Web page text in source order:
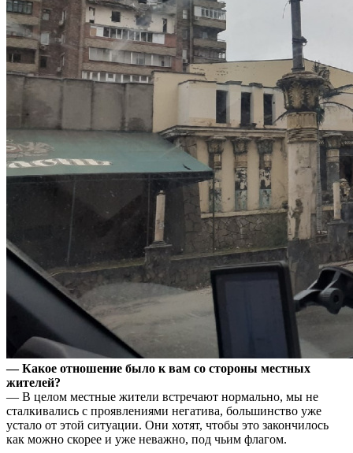
— Какое отношение было к вам со стороны местных
жителей?
— В целом местные жители встречают нормально, мы не
сталкивались с проявлениями негатива, большинство уже
устало от этой ситуации. Они хотят, чтобы это закончилось
как можно скорее и уже неважно, под чьим флагом.